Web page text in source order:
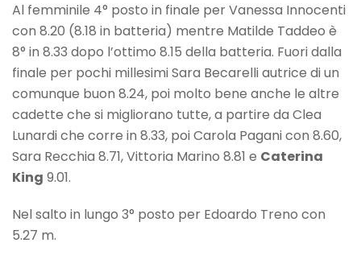
Al femminile 4° posto in finale per Vanessa Innocenti
con 8.20 (8.18 in batteria) mentre Matilde Taddeo è
8° in 8.33 dopo l’ottimo 8.15 della batteria. Fuori dalla
finale per pochi millesimi Sara Becarelli autrice di un
comunque buon 8.24, poi molto bene anche le altre
cadette che si migliorano tutte, a partire da Clea
Lunardi che corre in 8.33, poi Carola Pagani con 8.60,
Sara Recchia 8.71, Vittoria Marino 8.81 e Caterina
King 9.01.
Nel salto in lungo 3° posto per Edoardo Treno con
5.27 m.